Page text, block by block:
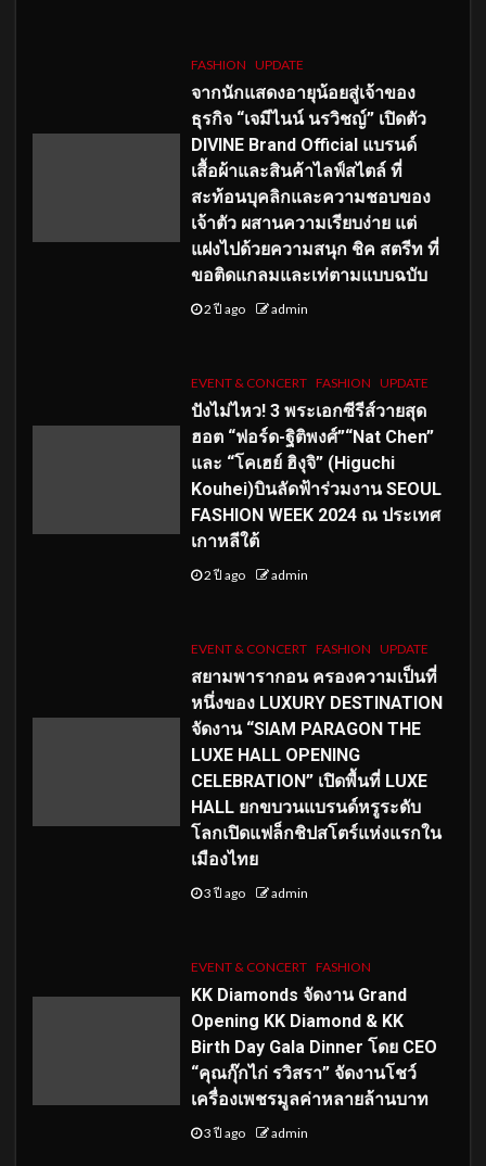
FASHION UPDATE
จากนักแสดงอายุน้อยสู่เจ้าของ
ธุรกิจ “เจมีไนน์ นรวิชญ์” เปิดตัว
DIVINE Brand Official แบรนด์
เสื้อผ้าและสินค้าไลฟ์สไตล์ ที่
สะท้อนบุคลิกและความชอบของ
เจ้าตัว ผสานความเรียบง่าย แต่
แฝงไปด้วยความสนุก ชิค สตรีท ที่
ขอติดแกลมและเท่ตามแบบฉบับ
2 ปี ago admin
EVENT & CONCERT FASHION UPDATE
ปังไม่ไหว! 3 พระเอกซีรีส์วายสุด
ฮอต “ฟอร์ด-ฐิติพงศ์”“Nat Chen”
และ “โคเฮย์ ฮิงุจิ” (Higuchi
Kouhei)บินลัดฟ้าร่วมงาน SEOUL
FASHION WEEK 2024 ณ ประเทศ
เกาหลีใต้
2 ปี ago admin
EVENT & CONCERT FASHION UPDATE
สยามพารากอน ครองความเป็นที่
หนึ่งของ LUXURY DESTINATION
จัดงาน “SIAM PARAGON THE
LUXE HALL OPENING
CELEBRATION” เปิดพื้นที่ LUXE
HALL ยกขบวนแบรนด์หรูระดับ
โลกเปิดแฟล็กชิปสโตร์แห่งแรกใน
เมืองไทย
3 ปี ago admin
EVENT & CONCERT FASHION
KK Diamonds จัดงาน Grand
Opening KK Diamond & KK
Birth Day Gala Dinner โดย CEO
“คุณกุ๊กไก่ รวิสรา” จัดงานโชว์
เครื่องเพชรมูลค่าหลายล้านบาท
3 ปี ago admin